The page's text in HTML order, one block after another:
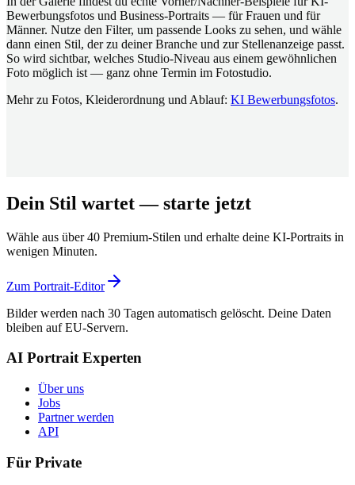
Bewerbungsfotos und Business-Portraits — für Frauen und für
Männer. Nutze den Filter, um passende Looks zu sehen, und wähle
dann einen Stil, der zu deiner Branche und zur Stellenanzeige passt.
So wird sichtbar, welches Studio-Niveau aus einem gewöhnlichen
Foto möglich ist — ganz ohne Termin im Fotostudio.
Mehr zu Fotos, Kleiderordnung und Ablauf: KI Bewerbungsfotos.
Dein Stil wartet — starte jetzt
Wähle aus über 40 Premium-Stilen und erhalte deine KI-Portraits in
wenigen Minuten.
Zum Portrait-Editor
Bilder werden nach 30 Tagen automatisch gelöscht. Deine Daten
bleiben auf EU-Servern.
AI Portrait Experten
Über uns
Jobs
Partner werden
API
Für Private